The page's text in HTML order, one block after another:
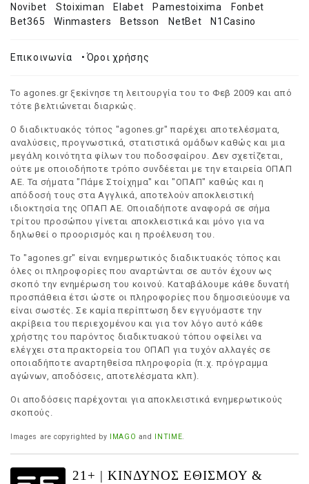
Novibet Stoiximan Elabet Pamestoixima
Fonbet
Bet365
Winmasters Betsson NetBet N1Casino
Επικοινωνία •Όροι χρήσης
Το agones.gr ξεκίνησε τη λειτουργία του το Φεβ 2009 και από
τότε βελτιώνεται διαρκώς.
Ο διαδικτυακός τόπος "agones.gr" παρέχει αποτελέσματα,
αναλύσεις, προγνωστικά, στατιστικά ομάδων καθώς και μια
μεγάλη κοινότητα φίλων του ποδοσφαίρου. Δεν σχετίζεται,
ούτε με οποιοδήποτε τρόπο συνδέεται με την εταιρεία ΟΠΑΠ
ΑΕ. Τα σήματα "Πάμε Στοίχημα" και "ΟΠΑΠ" καθώς και η
απόδοσή τους στα Αγγλικά, αποτελούν αποκλειστική
ιδιοκτησία της ΟΠΑΠ ΑΕ. Οποιαδήποτε αναφορά σε σήμα
τρίτου προσώπου γίνεται αποκλειστικά και μόνο για να
δηλωθεί ο προορισμός και η προέλευση του.
Το "agones.gr" είναι ενημερωτικός διαδικτυακός τόπος και
όλες οι πληροφορίες που αναρτώνται σε αυτόν έχουν ως
σκοπό την ενημέρωση του κοινού. Καταβάλουμε κάθε δυνατή
προσπάθεια έτσι ώστε οι πληροφορίες που δημοσιεύουμε να
είναι σωστές. Σε καμία περίπτωση δεν εγγυόμαστε την
ακρίβεια του περιεχομένου και για τον λόγο αυτό κάθε
χρήστης του παρόντος διαδικτυακού τόπου οφείλει να
ελέγχει στα πρακτορεία του ΟΠΑΠ για τυχόν αλλαγές σε
οποιαδήποτε αναρτηθείσα πληροφορία (π.χ. πρόγραμμα
αγώνων, αποδόσεις, αποτελέσματα κλπ).
Οι αποδόσεις παρέχονται για αποκλειστικά ενημερωτικούς
σκοπούς.
Images are copyrighted by IMAGO and INTIME.
21+ | ΚΙΝΔΥΝΟΣ ΕΘΙΣΜΟΥ &